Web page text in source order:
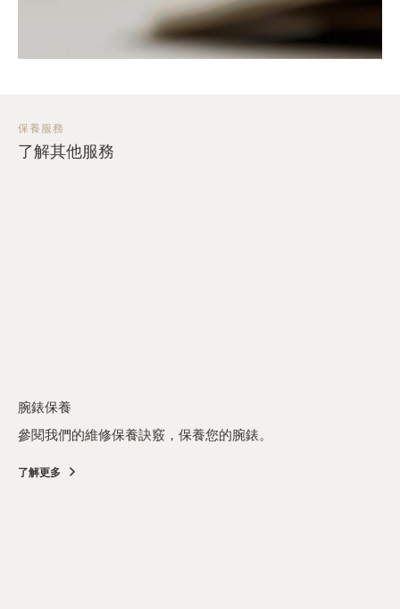
保養服務
了解其他服務
腕錶保養
參閱我們的維修保養訣竅，保養您的腕錶。
了解更多